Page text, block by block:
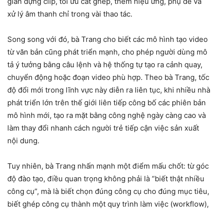
xử lý âm thanh chỉ trong vài thao tác.
Song song với đó, bà Trang cho biết các mô hình tạo video
từ văn bản cũng phát triển mạnh, cho phép người dùng mô
tả ý tưởng bằng câu lệnh và hệ thống tự tạo ra cảnh quay,
chuyển động hoặc đoạn video phù hợp. Theo bà Trang, tốc
độ đổi mới trong lĩnh vực này diễn ra liên tục, khi nhiều nhà
phát triển lớn trên thế giới liên tiếp công bố các phiên bản
mô hình mới, tạo ra mặt bằng công nghệ ngày càng cao và
làm thay đổi nhanh cách người trẻ tiếp cận việc sản xuất
nội dung.
Tuy nhiên, bà Trang nhấn mạnh một điểm mấu chốt: từ góc
độ đào tạo, điều quan trọng không phải là “biết thật nhiều
công cụ”, mà là biết chọn đúng công cụ cho đúng mục tiêu,
biết ghép công cụ thành một quy trình làm việc (workflow),